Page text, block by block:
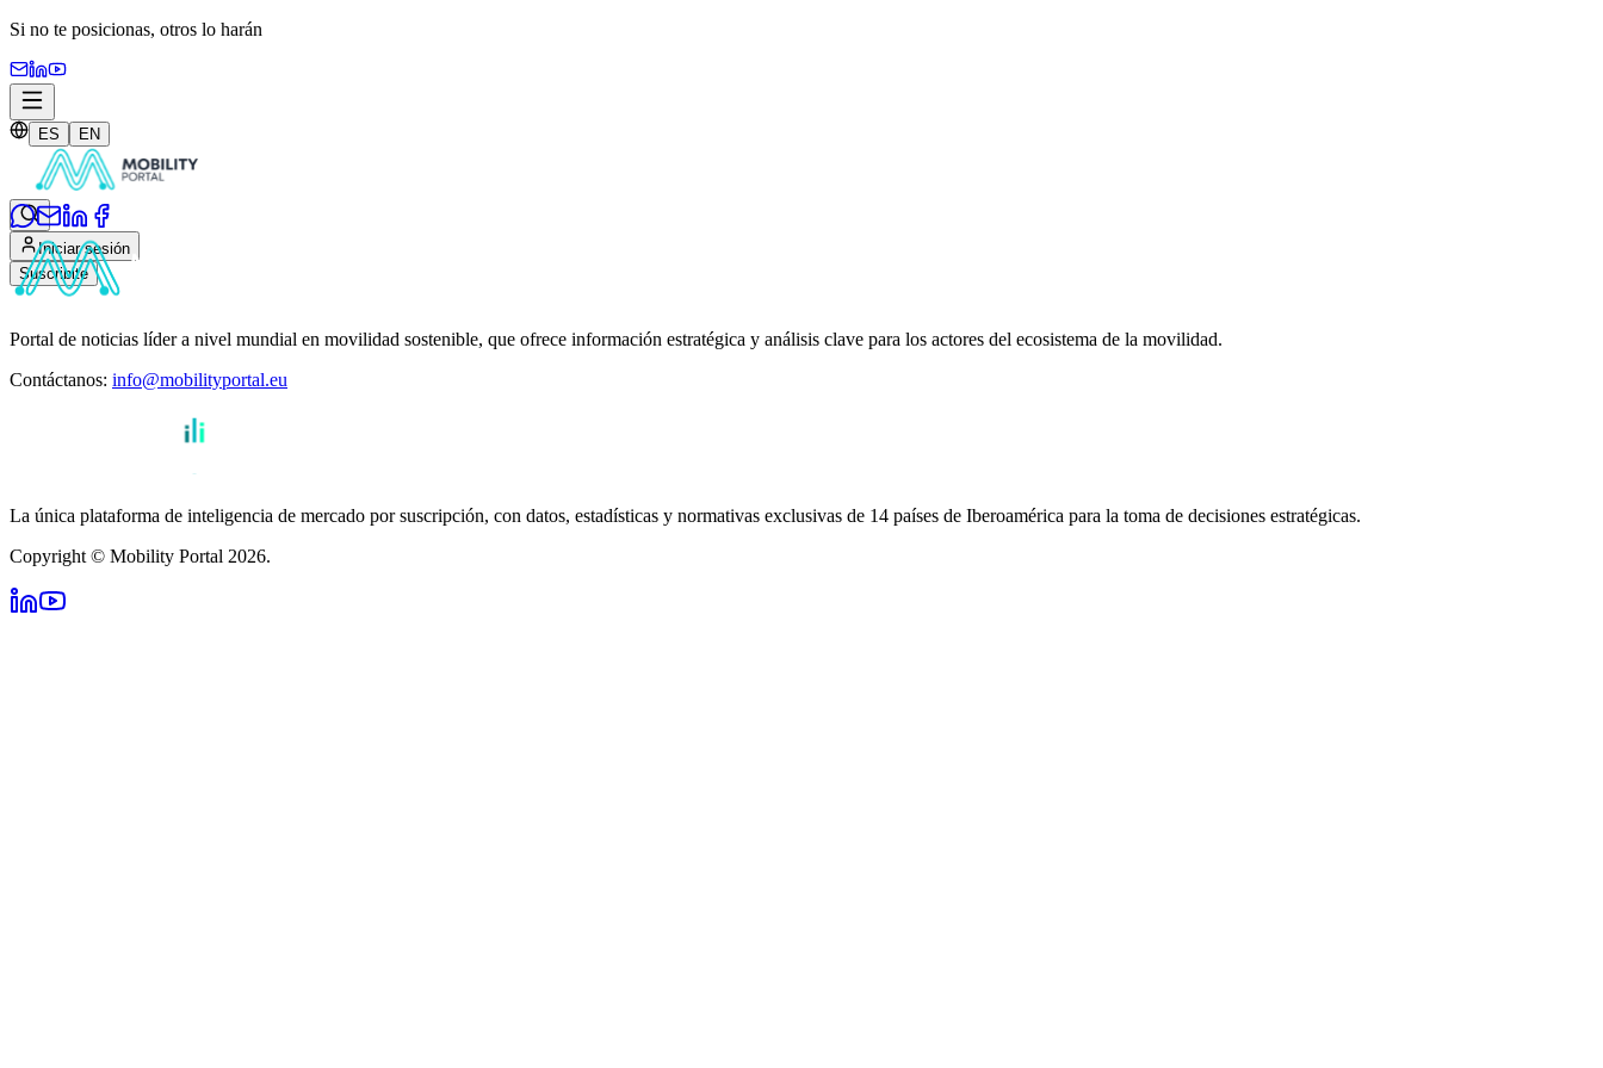
Si no te posicionas, otros lo harán
ES EN
Iniciar sesión
Suscribite
Portal de noticias líder a nivel mundial en movilidad sostenible, que ofrece información estratégica y análisis clave para los actores del ecosistema de la movilidad.
Contáctanos: info@mobilityportal.eu
La única plataforma de inteligencia de mercado por suscripción, con datos, estadísticas y normativas exclusivas de 14 países de Iberoamérica para la toma de decisiones estratégicas.
Copyright © Mobility Portal 2026.